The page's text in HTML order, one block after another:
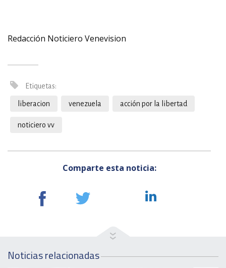
Redacción Noticiero Venevision
Etiquetas:
liberacion venezuela acción por la libertad
noticiero vv
Comparte esta noticia:
Noticias relacionadas